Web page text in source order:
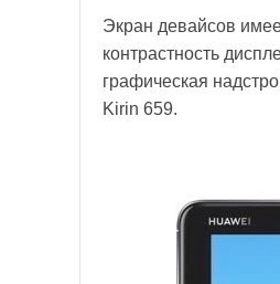
Экран девайсов
контрастность
графическая
Kirin 659.